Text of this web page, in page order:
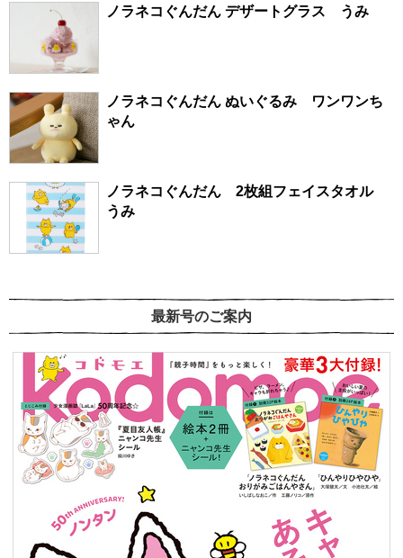
ノラネコぐんだん デザートグラス うみ
ノラネコぐんだん ぬいぐるみ ワンワンち
ゃん
ノラネコぐんだん 2枚組フェイスタオル
うみ
最新号のご案内